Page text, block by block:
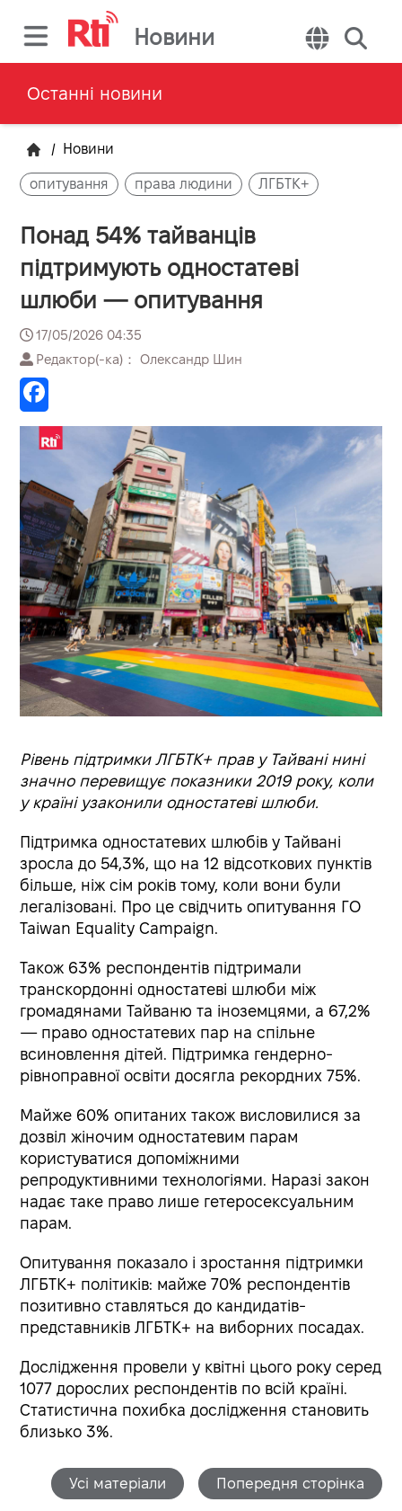
Новини
Останні новини
/ Новини
опитування права людини ЛГБТК+
Понад 54% тайванців
підтримують одностатеві
шлюби — опитування
17/05/2026 04:35
Редактор(-ка)： Олександр Шин
Рівень підтримки ЛГБТК+ прав у Тайвані нині
значно перевищує показники 2019 року, коли
у країні узаконили одностатеві шлюби.
Підтримка одностатевих шлюбів у Тайвані
зросла до 54,3%, що на 12 відсоткових пунктів
більше, ніж сім років тому, коли вони були
легалізовані. Про це свідчить опитування ГО
Taiwan Equality Campaign.
Також 63% респондентів підтримали
транскордонні одностатеві шлюби між
громадянами Тайваню та іноземцями, а 67,2%
— право одностатевих пар на спільне
всиновлення дітей. Підтримка гендерно-
рівноправної освіти досягла рекордних 75%.
Майже 60% опитаних також висловилися за
дозвіл жіночим одностатевим парам
користуватися допоміжними
репродуктивними технологіями. Наразі закон
надає таке право лише гетеросексуальним
парам.
Опитування показало і зростання підтримки
ЛГБТК+ політиків: майже 70% респондентів
позитивно ставляться до кандидатів-
представників ЛГБТК+ на виборних посадах.
Дослідження провели у квітні цього року серед
1077 дорослих респондентів по всій країні.
Статистична похибка дослідження становить
близько 3%.
Усі матеріали Попередня сторінка